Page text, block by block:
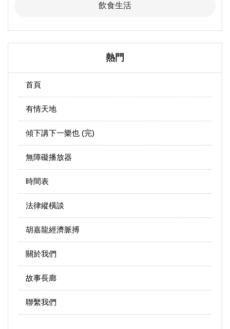
飲食生活
熱門
首頁
有情天地
傾下講下一樂也 (完)
無障礙播放器
時間表
法律縱橫談
胡嘉龍經濟脈搏
關於我們
故事長廊
聯繫我們